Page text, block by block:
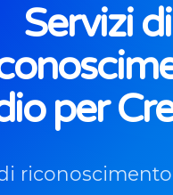
Servizi di
per